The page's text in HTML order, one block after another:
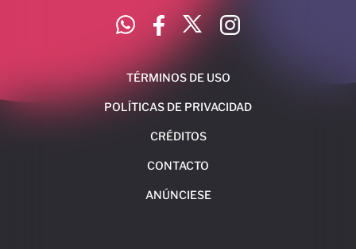
TÉRMINOS DE USO
POLÍTICAS DE PRIVACIDAD
CRÉDITOS
CONTACTO
ANÚNCIESE